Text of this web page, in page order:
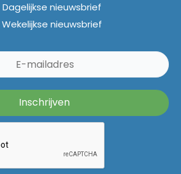
Dagelijkse nieuwsbrief
Wekelijkse nieuwsbrief